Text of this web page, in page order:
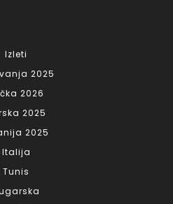
Izleti
2025
2026
2025
2025
Italija
Tunis